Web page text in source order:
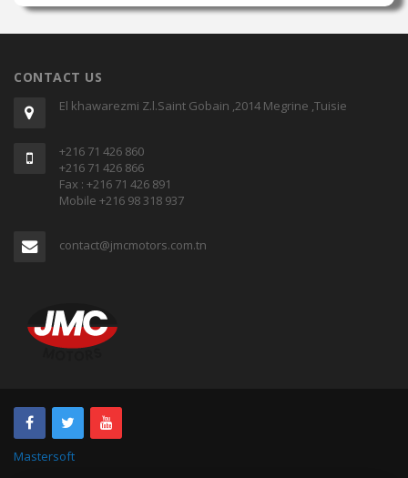
CONTACT US
El khawarezmi Z.l.Saint Gobain ,2014 Megrine ,Tuisie
+216 71 426 860
+216 71 426 866
Fax : +216 71 426 891
Mobile +216 98 318 937
contact@jmcmotors.com.tn
Mastersoft